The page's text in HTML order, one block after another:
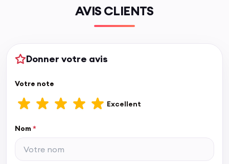
AVIS CLIENTS
Donner votre avis
Votre note
Excellent
Nom*